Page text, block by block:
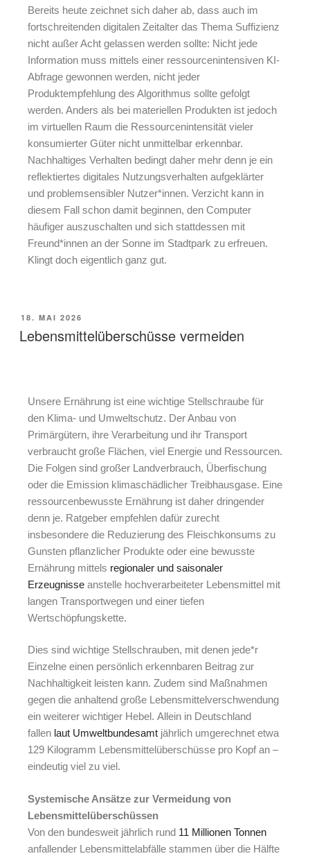
Bereits heute zeichnet sich daher ab, dass auch im
fortschreitenden digitalen Zeitalter das Thema Suffizienz
nicht außer Acht gelassen werden sollte: Nicht jede
Information muss mittels einer ressourcenintensiven KI-
Abfrage gewonnen werden, nicht jeder
Produktempfehlung des Algorithmus sollte gefolgt
werden. Anders als bei materiellen Produkten ist jedoch
im virtuellen Raum die Ressourcenintensität vieler
konsumierter Güter nicht unmittelbar erkennbar.
Nachhaltiges Verhalten bedingt daher mehr denn je ein
reflektiertes digitales Nutzungsverhalten aufgeklärter
und problemsensibler Nutzer*innen. Verzicht kann in
diesem Fall schon damit beginnen, den Computer
häufiger auszuschalten und sich stattdessen mit
Freund*innen an der Sonne im Stadtpark zu erfreuen.
Klingt doch eigentlich ganz gut.
18. MAI 2026
Lebensmittelüberschüsse vermeiden
Unsere Ernährung ist eine wichtige Stellschraube für
den Klima- und Umweltschutz. Der Anbau von
Primärgütern, ihre Verarbeitung und ihr Transport
verbraucht große Flächen, viel Energie und Ressourcen.
Die Folgen sind großer Landverbrauch, Überfischung
oder die Emission klimaschädlicher Treibhausgase. Eine
ressourcenbewusste Ernährung ist daher dringender
denn je. Ratgeber empfehlen dafür zurecht
insbesondere die Reduzierung des Fleischkonsums zu
Gunsten pflanzlicher Produkte oder eine bewusste
Ernährung mittels regionaler und saisonaler
Erzeugnisse anstelle hochverarbeiteter Lebensmittel mit
langen Transportwegen und einer tiefen
Wertschöpfungskette.
Dies sind wichtige Stellschrauben, mit denen jede*r
Einzelne einen persönlich erkennbaren Beitrag zur
Nachhaltigkeit leisten kann. Zudem sind Maßnahmen
gegen die anhaltend große Lebensmittelverschwendung
ein weiterer wichtiger Hebel. Allein in Deutschland
fallen laut Umweltbundesamt jährlich umgerechnet etwa
129 Kilogramm Lebensmittelüberschüsse pro Kopf an –
eindeutig viel zu viel.
Systemische Ansätze zur Vermeidung von
Lebensmittelüberschüssen
Von den bundesweit jährlich rund 11 Millionen Tonnen
anfallender Lebensmittelabfälle stammen über die Hälfte